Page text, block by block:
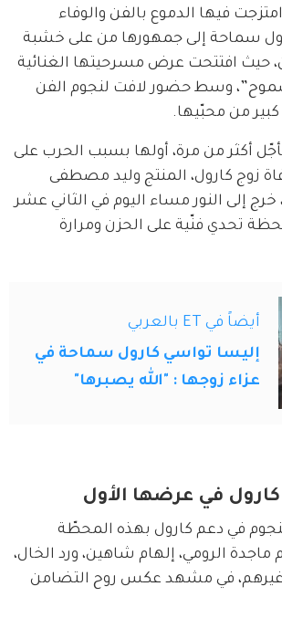
فيها الدموع بالفن والوفاء
سماحة إلى جمهورها من على خشبة
حيث افتتحت عرض مسرحيتها الغنائية
وسط حضور لافت لنجوم الفن
كبير من محبّيها.
أكثر من مرة، أولها بسبب الحرب على
زوج كارول، المنتج وليد مصطفى
إلى النور مساء اليوم في الثاني عشر
تحدي فنّية على الحزن ومرارة
أيضاً في ET بالعربي
إليسا تواسي كارول سماحة في
عزاء زوجها : "الله يصبرها"
في عرضها الأول
في دعم كارول بهذه المحطّة
الرومي، إلهام شاهين، ورد الخال،
في مشهد عكس روح التضامن